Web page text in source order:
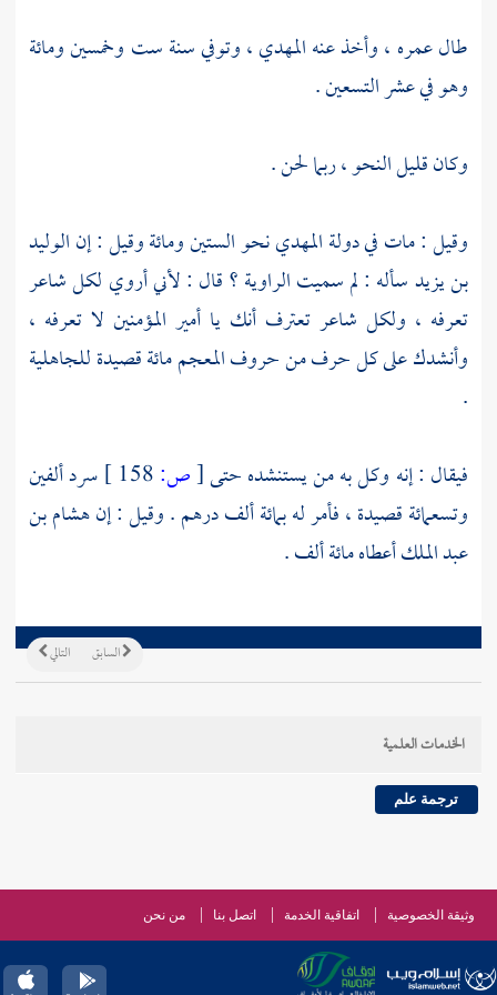
طال عمره ، وأخذ عنهالمهدي، وتوفي سنة ست وخمسين ومائة
وهو في عشر التسعين .
وكان قليل النحو ، ربما لحن .
وقيل : مات في دولةالمهدينحو الستين ومائة وقيل : إنالوليد
بن يزيدسأله : لم سميت الراوية ؟ قال : لأني أروي لكل شاعر
تعرفه ، ولكل شاعر تعترف أنك يا أمير المؤمنين لا تعرفه ،
وأنشدك على كل حرف من حروف المعجم مائة قصيدة للجاهلية
.
فيقال : إنه وكل به من يستنشده حتى[ص:
سرد ألفين
وتسعمائة قصيدة ، فأمر له بمائة ألف درهم . وقيل : إنهشام بن
عبد الملكأعطاه مائة ألف .
التالي السابق
الخدمات العلمية
ترجمة علم
وثيقة الخصوصية اتفاقية الخدمة اتصل بنا من نحن